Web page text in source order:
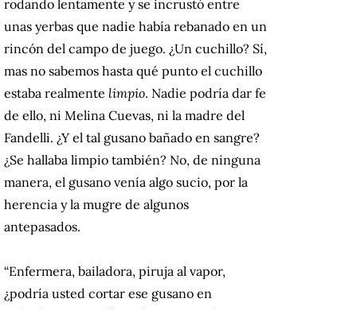
rodando lentamente y se incrustó entre
unas yerbas que nadie había rebanado en un
rincón del campo de juego. ¿Un cuchillo? Sí,
mas no sabemos hasta qué punto el cuchillo
estaba realmente limpio. Nadie podría dar fe
de ello, ni Melina Cuevas, ni la madre del
Fandelli. ¿Y el tal gusano bañado en sangre?
¿Se hallaba limpio también? No, de ninguna
manera, el gusano venía algo sucio, por la
herencia y la mugre de algunos
antepasados.
“Enfermera, bailadora, piruja al vapor,
¿podría usted cortar ese gusano en